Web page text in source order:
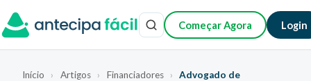
Começar Agora Login
Início › Artigos › Financiadores ›
Advogado de